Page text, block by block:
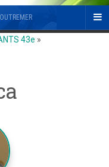
43e »